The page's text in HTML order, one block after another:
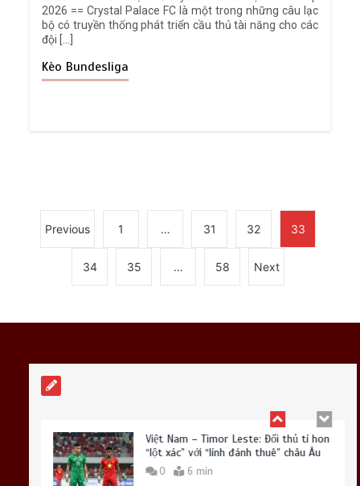
2026 == Crystal Palace FC là một trong những câu lạc
bộ có truyền thống phát triển cầu thủ tài năng cho các
đội […]
Kèo Bundesliga
Previous 1 … 31 32 33
34 35 … 58 Next
Emery ‘đánh cược’ với Garnacho: Bản
Việt Nam – Timor Leste: Đối thủ tí hon
“lột xác” với “lính đánh thuê” châu Âu
0 6 min